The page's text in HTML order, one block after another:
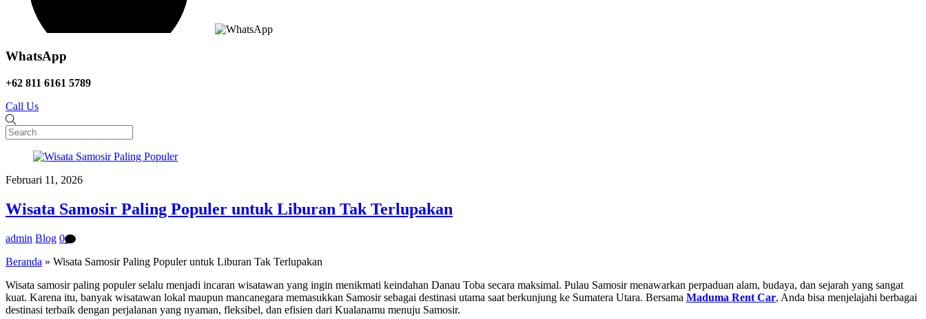
WhatsApp
+62 811 6161 5789
Call Us
Februari 11, 2026
Wisata Samosir Paling Populer untuk Liburan Tak Terlupakan
admin Blog 0
Beranda » Wisata Samosir Paling Populer untuk Liburan Tak Terlupakan
Wisata samosir paling populer selalu menjadi incaran wisatawan yang ingin menikmati keindahan Danau Toba secara maksimal. Pulau Samosir menawarkan perpaduan alam, budaya, dan sejarah yang sangat
kuat. Karena itu, banyak wisatawan lokal maupun mancanegara memasukkan Samosir sebagai destinasi utama saat berkunjung ke Sumatera Utara. Bersama Maduma Rent Car, Anda bisa menjelajahi berbagai
destinasi terbaik dengan perjalanan yang nyaman, fleksibel, dan efisien dari Kualanamu menuju Samosir.